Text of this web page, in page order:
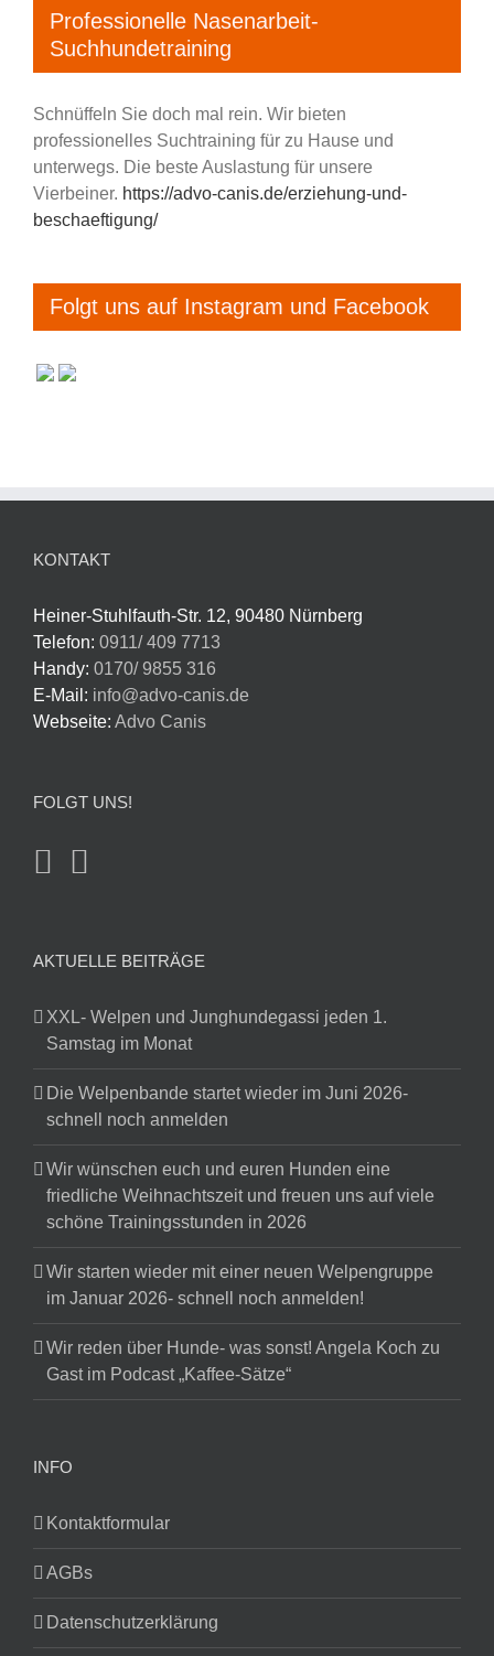
Professionelle Nasenarbeit-
Suchhundetraining
Schnüffeln Sie doch mal rein. Wir bieten
professionelles Suchtraining für zu Hause und
unterwegs. Die beste Auslastung für unsere
Vierbeiner. https://advo-canis.de/erziehung-und-
beschaeftigung/
Folgt uns auf Instagram und Facebook
KONTAKT
Heiner-Stuhlfauth-Str. 12, 90480 Nürnberg
Telefon: 0911/ 409 7713
Handy: 0170/ 9855 316
E-Mail: info@advo-canis.de
Webseite: Advo Canis
FOLGT UNS!
AKTUELLE BEITRÄGE
XXL- Welpen und Junghundegassi jeden 1.
Samstag im Monat
Die Welpenbande startet wieder im Juni 2026-
schnell noch anmelden
Wir wünschen euch und euren Hunden eine
friedliche Weihnachtszeit und freuen uns auf viele
schöne Trainingsstunden in 2026
Wir starten wieder mit einer neuen Welpengruppe
im Januar 2026- schnell noch anmelden!
Wir reden über Hunde- was sonst! Angela Koch zu
Gast im Podcast „Kaffee-Sätze“
INFO
Kontaktformular
AGBs
Datenschutzerklärung